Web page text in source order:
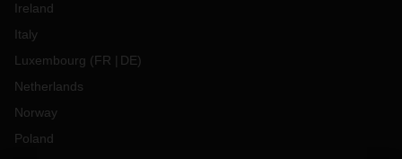
Ireland
Italy
Luxembourg (FR DE)
Netherlands
Norway
Poland